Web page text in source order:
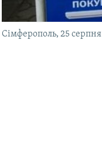
Сімферополь, 25 серпня